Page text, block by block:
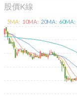
股價K線
5MA: 10MA: 20MA: 60MA: